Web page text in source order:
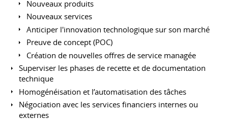
Nouveaux produits
Nouveaux services
Anticiper l'innovation technologique sur son marché
Preuve de concept (POC)
Création de nouvelles offres de service managée
Superviser les phases de recette et de documentation
technique
Homogénéisation et l’automatisation des tâches
Négociation avec les services financiers internes ou
externes